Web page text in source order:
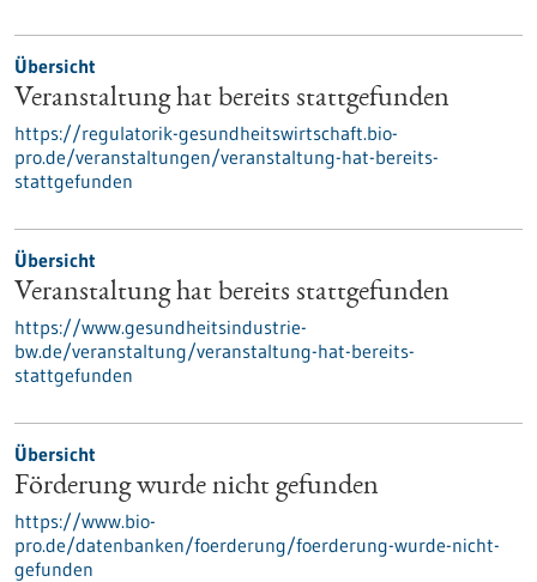
Übersicht
Veranstaltung hat bereits stattgefunden
https://regulatorik-gesundheitswirtschaft.bio-
pro.de/veranstaltungen/veranstaltung-hat-bereits-
stattgefunden
Übersicht
Veranstaltung hat bereits stattgefunden
https://www.gesundheitsindustrie-
bw.de/veranstaltung/veranstaltung-hat-bereits-
stattgefunden
Übersicht
Förderung wurde nicht gefunden
https://www.bio-
pro.de/datenbanken/foerderung/foerderung-wurde-nicht-
gefunden